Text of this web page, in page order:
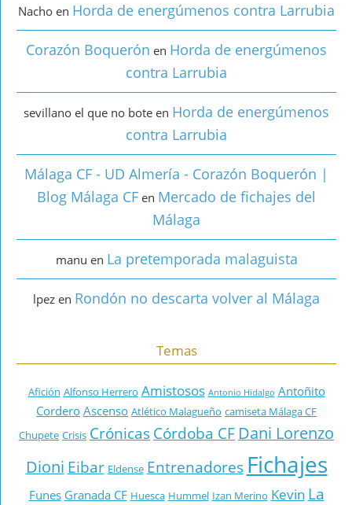
Nacho en Horda de energúmenos contra Larrubia
Corazón Boquerón en Horda de energúmenos
contra Larrubia
sevillano el que no bote en Horda de energúmenos
contra Larrubia
Málaga CF - UD Almería - Corazón Boquerón |
Blog Málaga CF en Mercado de fichajes del
Málaga
manu en La pretemporada malaguista
lpez en Rondón no descarta volver al Málaga
Temas
Afición Alfonso Herrero Amistosos Antonio Hidalgo Antoñito
CorderoAscenso Atlético Malagueño camiseta Málaga CF
Chupete Crisis Crónicas Córdoba CF Dani Lorenzo
Dioni Eibar Eldense Entrenadores Fichajes
Funes Granada CF Huesca Hummel Izan Merino Kevin La